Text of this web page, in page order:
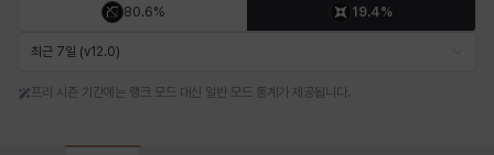
비앙카 비형 샬럿
80.6% 19.4%
최근 7일 (v12.0)
프리 시즌 기간에는 랭크 모드 대신 일반 모드 통계가 제공됩니다.